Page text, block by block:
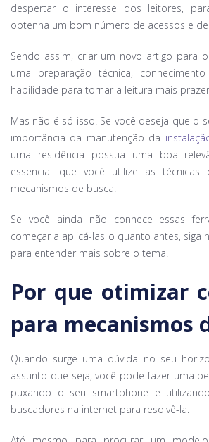
despertar o interesse dos leitores,
obtenha um bom número de acessos e de
Sendo assim, criar um novo artigo para
uma preparação técnica,
habilidade para tornar a leitura mais
Mas não é só isso. Se você deseja que o
importância da manutenção da
uma residência possua uma boa
essencial que você utilize as técnicas
mecanismos de busca.
Se você ainda não conhece essas
começar a aplicá-las o quanto antes, siga
para entender mais sobre o tema.
Por que otimizar
para mecanismos
Quando surge uma dúvida no seu
assunto que seja, você pode fazer uma
puxando o seu smartphone e
buscadores na internet para resolvê-la.